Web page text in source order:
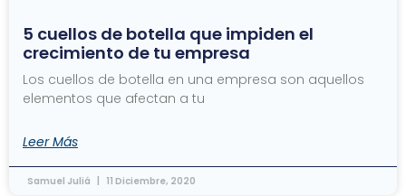
5 cuellos de botella que impiden el
crecimiento de tu empresa
Los cuellos de botella en una empresa son aquellos
elementos que afectan a tu
Leer Más
Samuel Juliá 11 Diciembre, 2020